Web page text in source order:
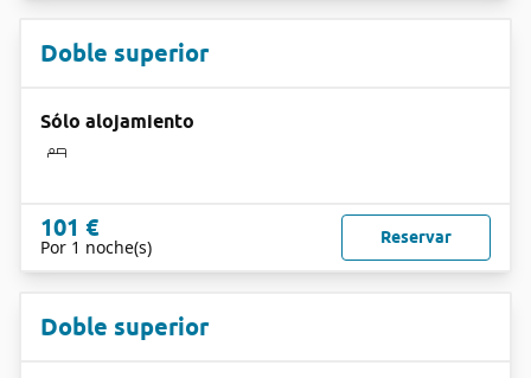
Doble superior
Sólo alojamiento
101 €
Por 1 noche(s) Reservar
Doble superior